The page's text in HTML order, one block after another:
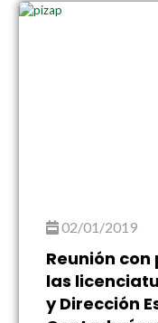
02/01/2019
Reunión
las
y Dirección